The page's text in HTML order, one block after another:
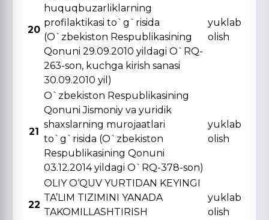
20
huquqbuzarliklarning
profilaktikasi to`g`risida
(O`zbekiston Respublikasining
Qonuni 29.09.2010 yildagi O`RQ-
263-son, kuchga kirish sanasi
30.09.2010 yil)
yuklab
olish
21
O`zbekiston Respublikasining
Qonuni Jismoniy va yuridik
shaxslarning murojaatlari
to`g`risida (O`zbekiston
Respublikasining Qonuni
03.12.2014 yildagi O`RQ-378-son)
yuklab
olish
22
OLIY O‘QUV YURTIDAN KЕYINGI
TA’LIM TIZIMINI YANADA
TAKOMILLASHTIRISH
yuklab
olish